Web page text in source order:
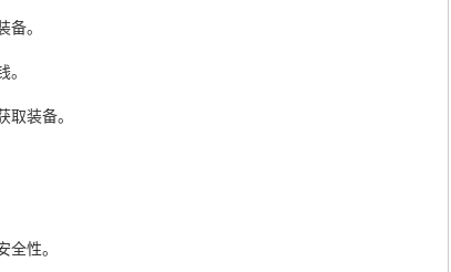
备。
。
取装备。
全性。